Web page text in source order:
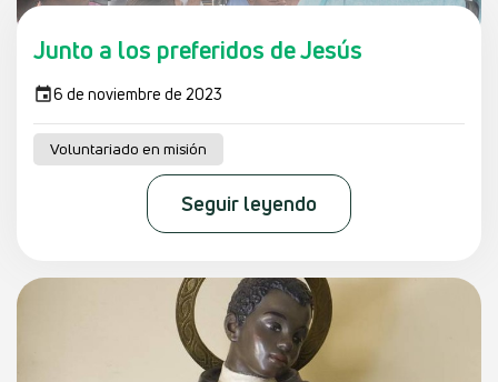
Junto a los preferidos de Jesús
6 de noviembre de 2023
Voluntariado en misión
Seguir leyendo